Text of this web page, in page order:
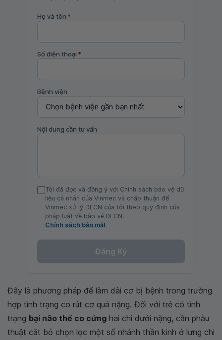
Họ và tên *
Số điện thoại *
Bệnh viện
Nội dung cần tư vấn
Tôi đã đọc và đồng ý với Chính sách bảo vệ dữ
liệu cá nhân của Vinmec và chấp thuận để
Vinmec xử lý DLCN của tôi theo quy định của
pháp luật về bảo vệ DLCN.
Chính sách bảo mật
Đăng Ký
Đây là phương pháp để làm dài cơ bị bệnh trong trường
hợp tình trạng co rút cơ quá nặng. Đối với trẻ có tình
trạng bại não thể co cứng hai chi dưới nặng, cần phẫu
thuật cắt bỏ chọn lọc một số nhánh thần kinh ở lưng chi